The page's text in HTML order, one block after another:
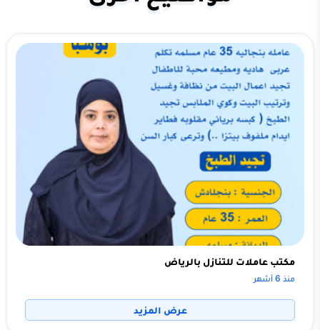
مكتب عاملات للتنازل بالرياض
منذ 6 أشهر
عرض المزيد